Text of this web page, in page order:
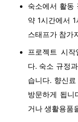
숙소에서 활동
약 1시간에서
스태프가 참가
프로젝트 시작
다. 숙소 규정
습니다. 향신
방문하게 됩니
거나 생활용품